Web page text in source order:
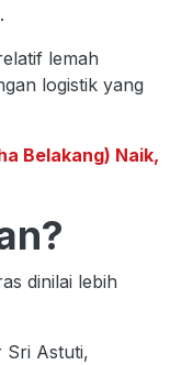
lemah
logistik yang
Belakang) Naik,
dinilai lebih
Sri Astuti,